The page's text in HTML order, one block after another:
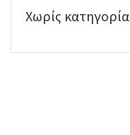
Χωρίς κατηγορία